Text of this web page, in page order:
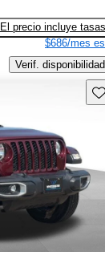
El precio incluye tasas
$686/mes
Verif. disponibilidad